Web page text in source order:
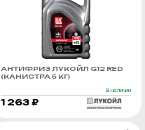
АНТИФРИЗ ЛУКОЙЛ G12 RED
(КАНИСТРА 5 КГ)
В наличии
1 263 ₽